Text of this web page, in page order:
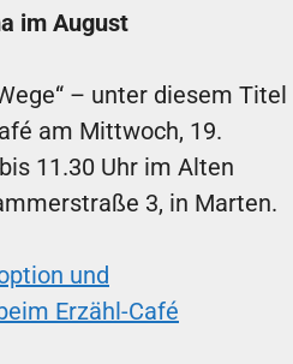
im August
– unter diesem Titel
am Mittwoch, 19.
11.30 Uhr im Alten
3, in Marten.
und
Erzähl-Café